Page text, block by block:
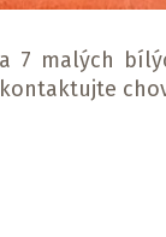
7 malých